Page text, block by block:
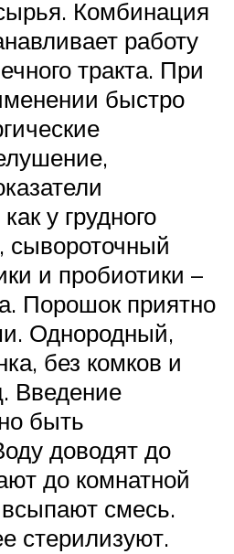
Комбинация
работу
тракта. При
быстро
у грудного
сывороточный
и пробиотики –
Порошок приятно
Однородный,
без комков и
Введение
быть
доводят до
до комнатной
смесь.
стерилизуют.